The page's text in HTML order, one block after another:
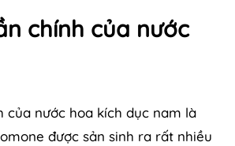
chính của nước
của nước hoa kích dục nam là
được sản sinh ra rất nhiều